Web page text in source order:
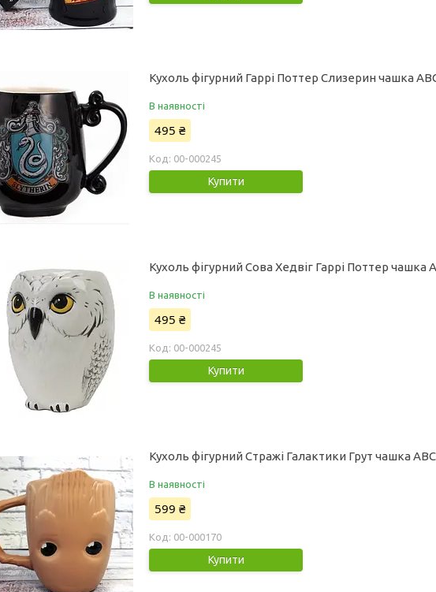
Кухоль фігурний Гаррі Поттер Слизерин чашка
В наявності
495 ₴
00-000245
Купити
Кухоль фігурний Сова Хедвіг Гаррі Поттер чашка
В наявності
495 ₴
00-000245
Купити
Кухоль фігурний Стражі Галактики Грут чашка ABC
В наявності
599 ₴
00-000170
Купити